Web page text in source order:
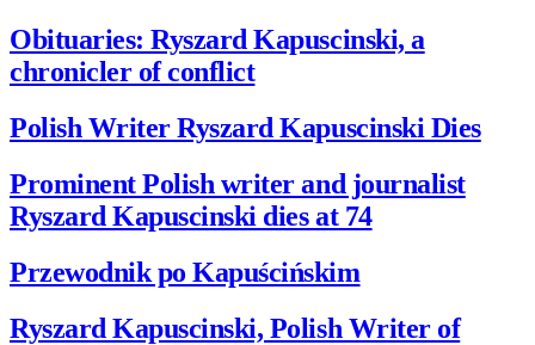
Obituaries: Ryszard Kapuscinski, a
chronicler of conflict
Polish Writer Ryszard Kapuscinski Dies
Prominent Polish writer and journalist
Ryszard Kapuscinski dies at 74
Przewodnik po Kapuścińskim
Ryszard Kapuscinski, Polish Writer of